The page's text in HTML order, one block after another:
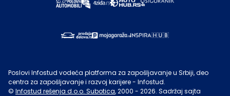
Poslovi Infostud vodeća platforma za zapošljavanje u Srbiji, deo
centra za zapošljavanje i razvoj karijere - Infostud.
© Infostud rešenja d.o.o. Subotica, 2000 - 2026. Sadržaj sajta